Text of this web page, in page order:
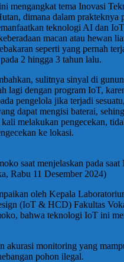
mengangkat tema Inovasi
dimana dalam prakteknya
teknologi AI dan
macan atau hewan
seperti yang pernah
2 hingga 3 tahun lalu.
sulitnya sinyal di
lagi dengan program IoT,
pengelola jika terjadi
dapat mengisi baterai,
melakukan pengecekan,
ke lokasi.
saat menjelaskan pada saat
Rabu 11 Desember 2024)
oleh Kepala
(IoT & HCD) Fakultas
bahwa teknologi IoT ini
akurasi monitoring yang
pohon ilegal.